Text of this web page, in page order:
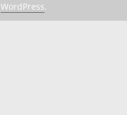
WordPress.